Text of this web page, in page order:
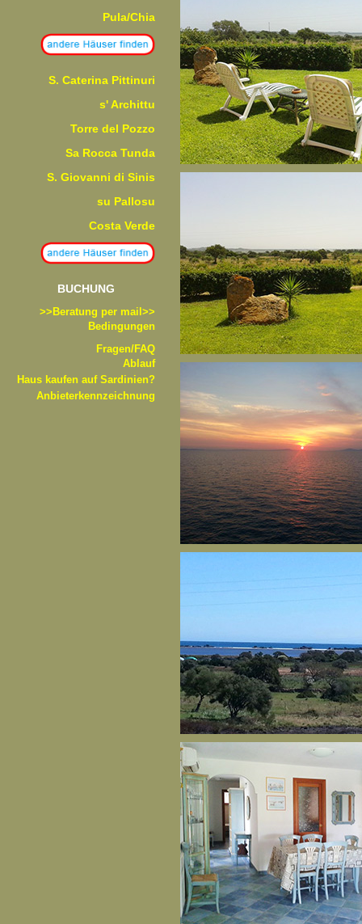
Pula/Chia
S. Caterina Pittinuri
s' Archittu
Torre del Pozzo
Sa Rocca Tunda
S. Giovanni di Sinis
su Pallosu
Costa Verde
BUCHUNG
>>Beratung per mail>>
Bedingungen
Fragen/FAQ
Ablauf
Haus kaufen auf Sardinien?
Anbieterkennzeichnung